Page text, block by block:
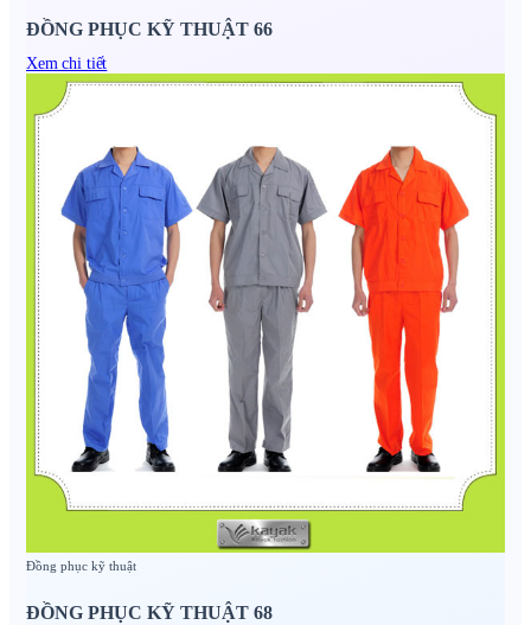
ĐỒNG PHỤC KỸ THUẬT 66
Xem chi tiết
Đồng phục kỹ thuật
ĐỒNG PHỤC KỸ THUẬT 68